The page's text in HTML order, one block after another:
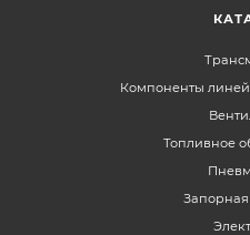
Компоненты
Топливное